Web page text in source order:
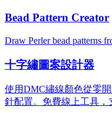
Bead Pattern Creator
Draw Perler bead patterns
十字繡圖案設計器
使用DMC繡線顏色從零
針配置。免費線上工具，